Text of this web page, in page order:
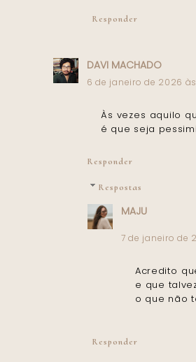
Responder
DAVI MACHADO
6 de janeiro de 2026
Às vezes aquilo
é que seja
Responder
Respostas
MAJU
7 de janeiro de
Acredito
e que
o que não
Responder